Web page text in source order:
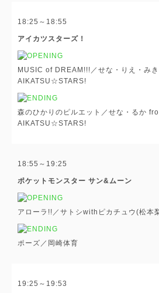
18:25～18:55
アイカツスターズ！
MUSIC of DREAM!!!／せな・りえ・み
AIKATSU☆STARS!
森のひかりのピルエット／せな・るか
AIKATSU☆STARS!
18:55～19:25
ポケットモンスター サン&ムーン
アローラ!!／サトシwithピカチュウ(松本
ポーズ／岡崎体育
19:25～19:53